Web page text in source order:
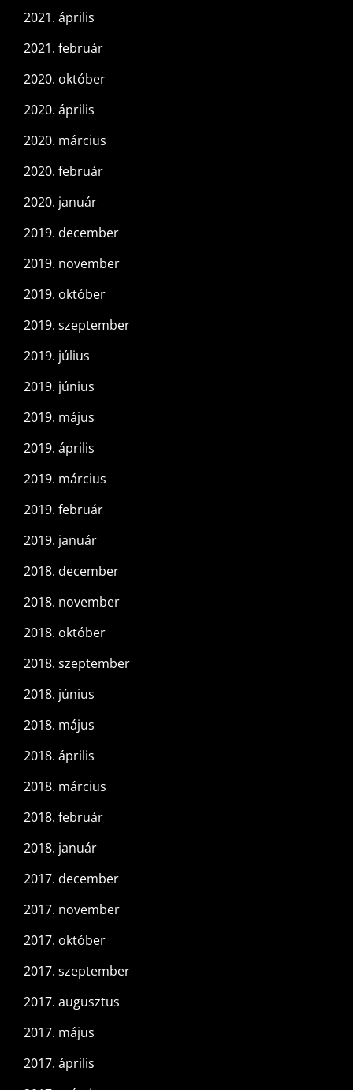
2021. április
2021. február
2020. október
2020. április
2020. március
2020. február
2020. január
2019. december
2019. november
2019. október
2019. szeptember
2019. július
2019. június
2019. május
2019. április
2019. március
2019. február
2019. január
2018. december
2018. november
2018. október
2018. szeptember
2018. június
2018. május
2018. április
2018. március
2018. február
2018. január
2017. december
2017. november
2017. október
2017. szeptember
2017. augusztus
2017. május
2017. április